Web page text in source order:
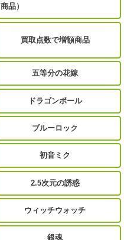
商品）
買取点数で増額商品
五等分の花嫁
ドラゴンボール
ブルーロック
初音ミク
2.5次元の誘惑
ウィッチウォッチ
銀魂